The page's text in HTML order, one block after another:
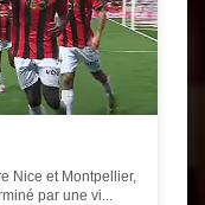
Nice et Montpellier,
par une vi...